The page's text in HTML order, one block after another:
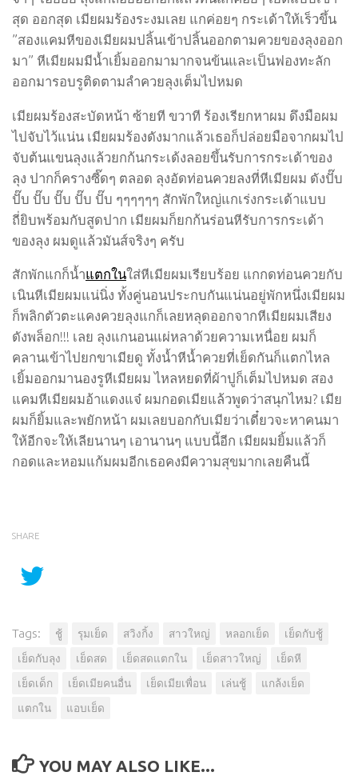
สุด ออกสุด เมียผมร้องระงมเลย แกค่อยๆ กระเด้าให้เร็วขึ้น
”สองแคมหีของเมียผมปลิ้นเข้าปลิ้นออกตามควยของลุงออก
มา” หีเมียผมมีน้ำเยิ้มออกมามากจนข้นและเป็นฟองทะลัก
ออกมารอบรูติดตามลำควยลุงเต็มไปหมด
เมียผมร้องสะบัดหน้า ซ้ายที ขวาที ร้องเรียกหาผม ดึงมือผม
ไปจับไว้แน่น เมียผมร้องดังมากแล้วเธอก็ปล่อยมือจากผมไป
จับต้นแขนลุงแล้วยกก้นกระเด้งลอยขึ้นรับการกระเด้าของ
ลุง ปากก็ครางซี๊ดๆ ตลอด ลุงอัดท่อนควยลงที่หีเมียผม ดังปั๊บ
ปั๊บ ปั๊บ ปั๊บ ปั๊บ ปั๊บ ๆๆๆๆๆๆ สักพักใหญ่แกเร่งกระเด้าแบบ
ถี่ยิบพร้อมกับสูดปาก เมียผมก็ยกก้นร่อนหีรับการกระเด้า
ของลุง ผมดูแล้วมันส์จริงๆ ครับ
สักพักแกก็น้ำแตกในใส่หีเมียผมเรียบร้อย แกกดท่อนควยกับ
เนินหีเมียผมแน่นิ่ง ทั้งคู่นอนประกบกันแน่นอยู่พักหนึ่งเมียผม
ก็พลิกตัวตะแคงควยลุงแกก็เลยหลุดออกจากหีเมียผมเสียง
ดังพล็อก!!! เลย ลุงแกนอนแผ่หลาด้วยความเหนื่อย ผมก็
คลานเข้าไปยกขาเมียดู ทั้งน้ำหีน้ำควยที่เย็ดกันก็แตกไหล
เยิ้มออกมานองรูหีเมียผม ไหลหยดที่ผ้าปูก็เต็มไปหมด สอง
แคมหีเมียผมอ้าแดงแจ๋ ผมกอดเมียแล้วพูดว่าสนุกไหม? เมีย
ผมก็ยิ้มและพยักหน้า ผมเลยบอกกับเมียว่าเดี๋ยวจะหาคนมา
ให้อีกจะให้เลียนานๆ เอานานๆ แบบนี้อีก เมียผมยิ้มแล้วก็
กอดและหอมแก้มผมอีกเธอคงมีความสุขมากเลยคืนนี้
SHARE
Tags: ชู้ รุมเย็ด สวิงกิ้ง สาวใหญ่ หลอกเย็ด
เย็ดกับชู้
เย็ดกับลุง
เย็ดสด เย็ดสดแตกใน เย็ดสาวใหญ่
เย็ดหี
เย็ดเด็ก
เย็ดเมียคนอื่น เย็ดเมียเพื่อน เล่นชู้
แกล้งเย็ด
แตกใน
แอบเย็ด
YOU MAY ALSO LIKE...